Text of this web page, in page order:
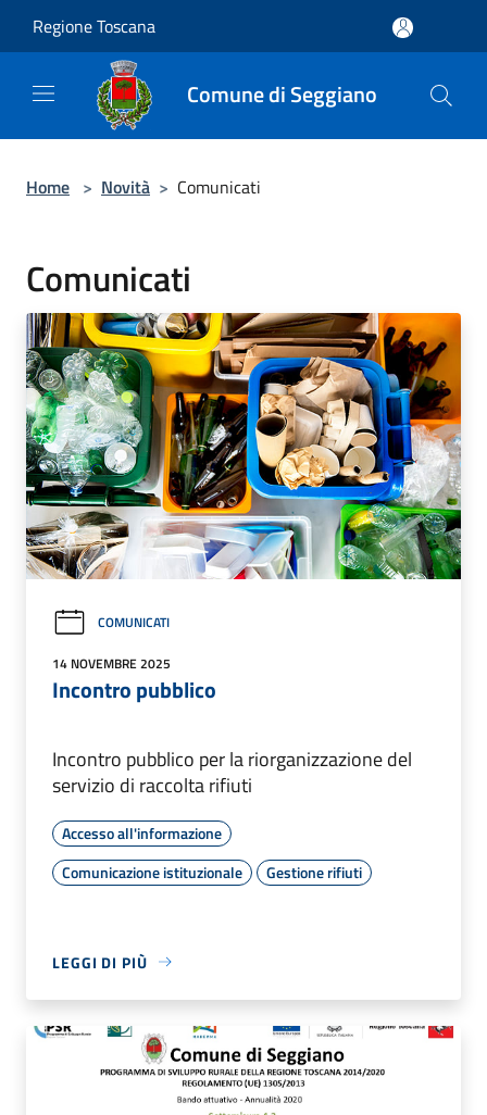
Regione Toscana
Comune di Seggiano
Home > Novità > Comunicati
Comunicati
COMUNICATI
14 NOVEMBRE 2025
Incontro pubblico
Incontro pubblico per la riorganizzazione del
servizio di raccolta rifiuti
Accesso all'informazione
Comunicazione istituzionale
Gestione rifiuti
LEGGI DI PIÙ